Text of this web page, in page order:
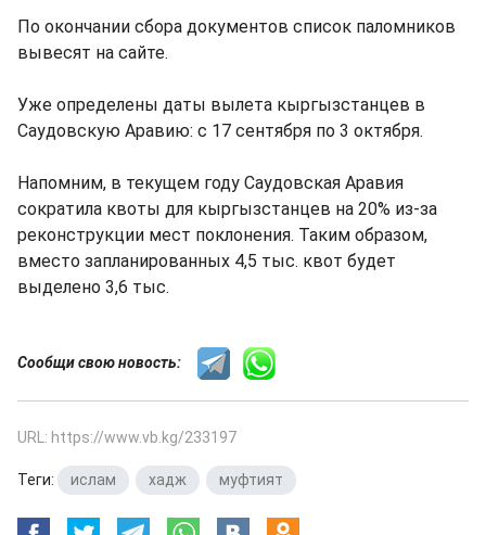
По окончании сбора документов список паломников
вывесят на сайте.
Уже определены даты вылета кыргызстанцев в
Саудовскую Аравию: с 17 сентября по 3 октября.
Напомним, в текущем году Саудовская Аравия
сократила квоты для кыргызстанцев на 20% из-за
реконструкции мест поклонения. Таким образом,
вместо запланированных 4,5 тыс. квот будет
выделено 3,6 тыс.
Сообщи свою новость:
URL: https://www.vb.kg/233197
Теги: ислам хадж муфтият